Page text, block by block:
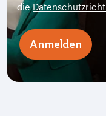
die
Anmelden